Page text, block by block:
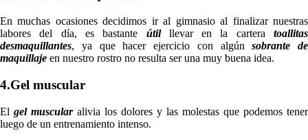
En muchas ocasiones decidimos ir al gimnasio al finalizar nuestras
labores del día, es bastante útilllevar en la cartera toallitas
desmaquillantes, ya que hacer ejercicio con algúnsobrante de
maquillaje en nuestro rostro no resulta ser una muy buena idea.
4.Gel muscular
El gel muscularalivia los dolores y las molestas que podemos tener
luego de un entrenamiento intenso.